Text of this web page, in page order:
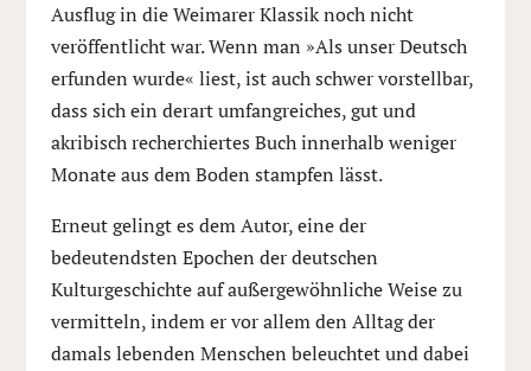
Ausflug in die Weimarer Klassik noch nicht
veröffentlicht war. Wenn man »Als unser Deutsch
erfunden wurde« liest, ist auch schwer vorstellbar,
dass sich ein derart umfangreiches, gut und
akribisch recherchiertes Buch innerhalb weniger
Monate aus dem Boden stampfen lässt.
Erneut gelingt es dem Autor, eine der
bedeutendsten Epochen der deutschen
Kulturgeschichte auf außergewöhnliche Weise zu
vermitteln, indem er vor allem den Alltag der
damals lebenden Menschen beleuchtet und dabei